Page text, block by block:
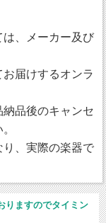
、メーカー及び
届けするオンラ
品後のキャンセ
、実際の楽器で
りますのでタイミン